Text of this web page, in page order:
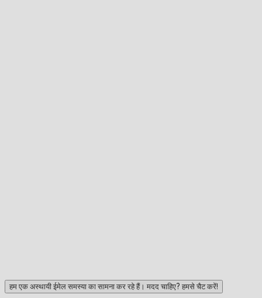
हम एक अस्थायी ईमेल समस्या का सामना कर रहे हैं। मदद चाहिए? हमसे चैट करें!